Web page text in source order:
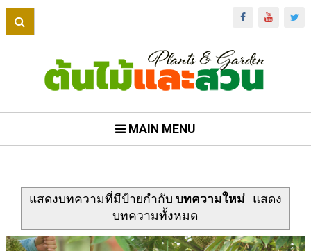
MAIN MENU
แสดงบทความที่มีป้ายกำกับ บทความใหม่
แสดง
บทความทั้งหมด